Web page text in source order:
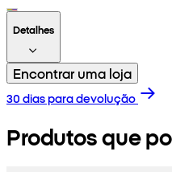
Detalhes
Encontrar uma loja
30 dias para devolução
Produtos que